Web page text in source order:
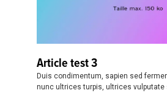
Article test 3
Duis condimentum, sapien sed
nunc ultrices turpis, ultrices vulputate